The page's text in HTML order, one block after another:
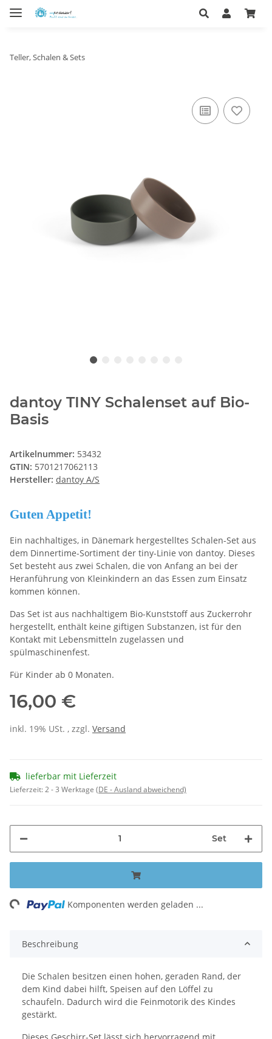
Teller, Schalen & Sets
dantoy TINY Schalenset auf Bio-
Basis
Artikelnummer: 53432
GTIN: 5701217062113
Hersteller: dantoy A/S
Guten Appetit!
Ein nachhaltiges, in Dänemark hergestelltes Schalen-Set aus
dem Dinnertime-Sortiment der tiny-Linie von dantoy. Dieses
Set besteht aus zwei Schalen, die von Anfang an bei der
Heranführung von Kleinkindern an das Essen zum Einsatz
kommen können.
Das Set ist aus nachhaltigem Bio-Kunststoff aus Zuckerrohr
hergestellt, enthält keine giftigen Substanzen, ist für den
Kontakt mit Lebensmitteln zugelassen und
spülmaschinenfest.
Für Kinder ab 0 Monaten.
16,00 €
inkl. 19% USt. , zzgl. Versand
lieferbar mit Lieferzeit
Lieferzeit:2 - 3 Werktage (DE - Ausland abweichend)
Set
Komponenten werden geladen ...
Beschreibung
Die Schalen besitzen einen hohen, geraden Rand, der
dem Kind dabei hilft, Speisen auf den Löffel zu
schaufeln. Dadurch wird die Feinmotorik des Kindes
gestärkt.